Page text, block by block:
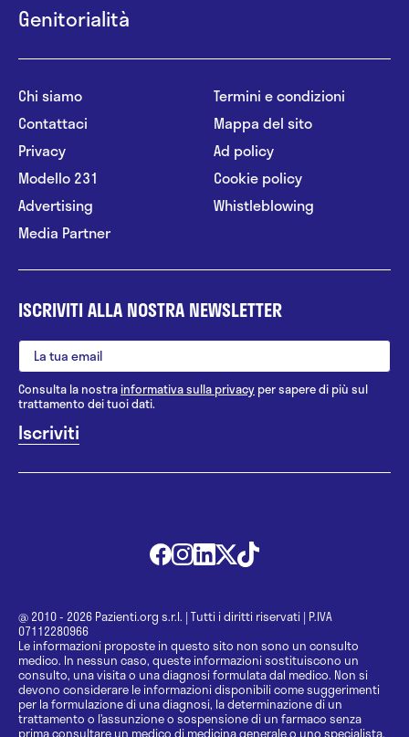
Genitorialità
Chi siamo
Contattaci
Privacy
Modello 231
Advertising
Media Partner
Termini e condizioni
Mappa del sito
Ad policy
Cookie policy
Whistleblowing
ISCRIVITI ALLA NOSTRA NEWSLETTER
Consulta la nostrainformativa sulla privacy per sapere di più sul
trattamento dei tuoi dati.
@ 2010 - 2026 Pazienti.org s.r.l. | Tutti i diritti riservati | P.IVA
07112280966
Le informazioni proposte in questo sito non sono un consulto
medico. In nessun caso, queste informazioni sostituiscono un
consulto, una visita o una diagnosi formulata dal medico. Non si
devono considerare le informazioni disponibili come suggerimenti
per la formulazione di una diagnosi, la determinazione di un
trattamento o l’assunzione o sospensione di un farmaco senza
prima consultare un medico di medicina generale o uno specialista.